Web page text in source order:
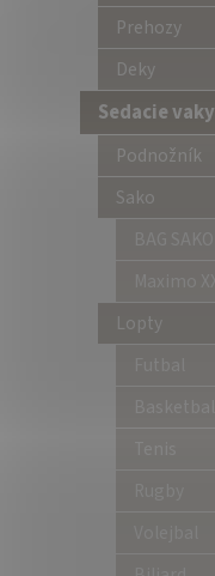
Prehozy
Deky
Sedacie vaky
Podnožník
Sako
Lopty